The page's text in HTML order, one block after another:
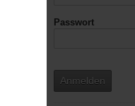
Passwort
Anmelden